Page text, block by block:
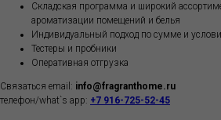
Складская программа и широкий
ароматизации помещений и белья
Индивидуальный подход по сумме и
Тестеры и пробники
Оперативная отгрузка
Связаться email: info@fragranthome.ru
телефон/what`s app: +7 916-725-52-45